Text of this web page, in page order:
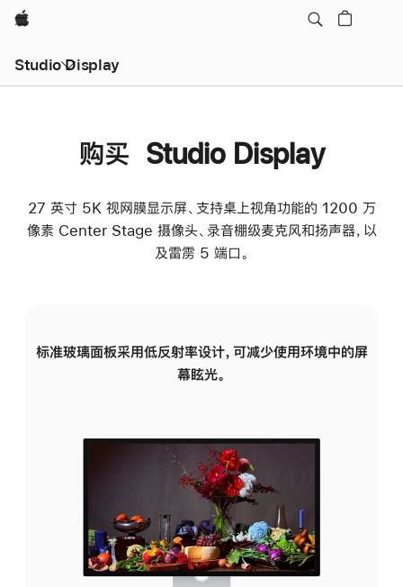
Apple
Studio Display
购买 Studio Display
27 英寸 5K 视网膜显示屏、支持桌上视角功能的 1200 万
像素 Center Stage 摄像头、录音棚级麦克风和扬声器，以
及雷雳 5 端口。
标准玻璃面板采用低反射率设计，可减少使用环境中的屏
幕眩光。